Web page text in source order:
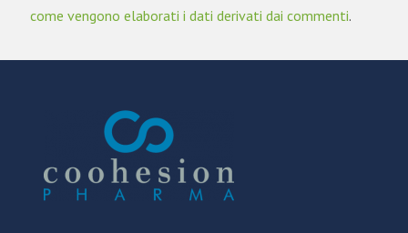
come vengono elaborati i dati derivati dai commenti.